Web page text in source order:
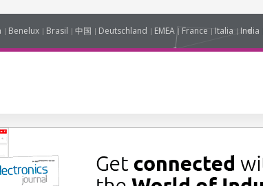
Benelux Brasil 中国 Deutschland EMEA France Italia India